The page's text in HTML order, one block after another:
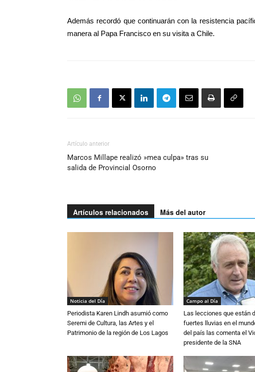
Además recordó que continuarán con la resistencia
manera al Papa Francisco en su visita a Chile.
Artículo anterior
Marcos Millape realizó »mea culpa» tras su
salida de Provincial Osorno
Artículos relacionados Más del autor
Noticia del Día
Periodista Karen Lindh asumió como
Seremi de Cultura, las Artes y el
Patrimonio de la región de Los Lagos
Campo al Día
Las lecciones que están
fuertes lluvias en el
del país las comenta el
presidente de la SNA